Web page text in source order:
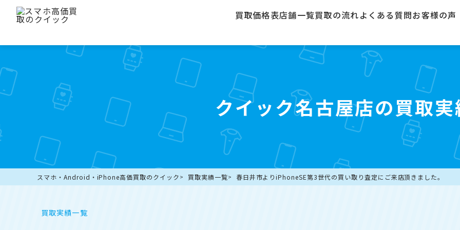
買取価格表店舗一覧買取の流れよくある質問お客様の声
クイック名古屋店の買取
スマホ・Android・iPhone高価買取のクイック 買取実績一覧 春日井市よりiPhoneSE第3世代の買い取り査定にご来店頂きました。
買取実績一覧